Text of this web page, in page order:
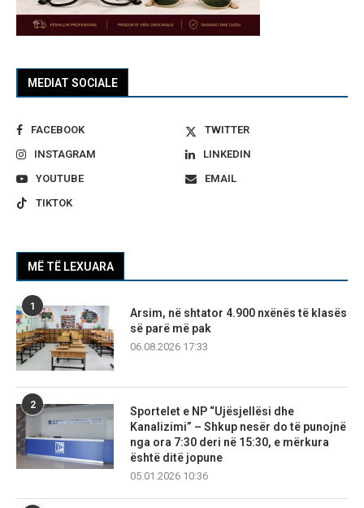
MEDIAT SOCIALE
FACEBOOK
TWITTER
INSTAGRAM
LINKEDIN
YOUTUBE
EMAIL
TIKTOK
MË TË LEXUARA
1
Arsim, në shtator 4.900 nxënës të klasës
së parë më pak
06.08.2026 17:33
2
Sportelet e NP “Ujësjellësi dhe
Kanalizimi” – Shkup nesër do të punojnë
nga ora 7:30 deri në 15:30, e mërkura
është ditë jopune
05.01.2026 10:36